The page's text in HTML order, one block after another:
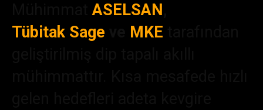
MühimmatASELSAN
Tübitak Sage
MKE